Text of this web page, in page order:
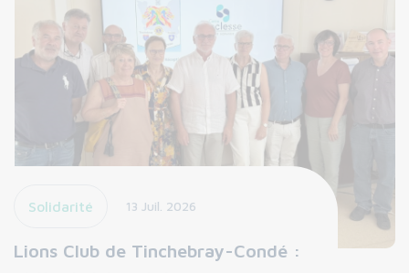
Solidarité 13 Juil. 2026
Lions Club de Tinchebray-Condé :